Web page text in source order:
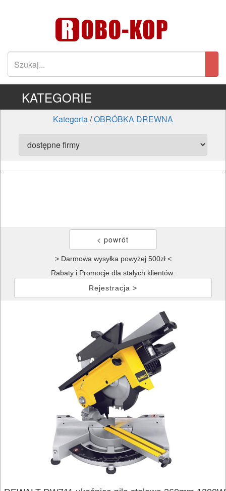
KATEGORIE
Kategoria/OBRÓBKA DREWNA
> Darmowa wysyłka powyżej 500zł <
Rabaty i Promocje dla stałych klientów:
Rejestracja >